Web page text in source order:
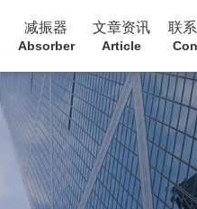
减振器
Absorber
文章资讯
Article
联